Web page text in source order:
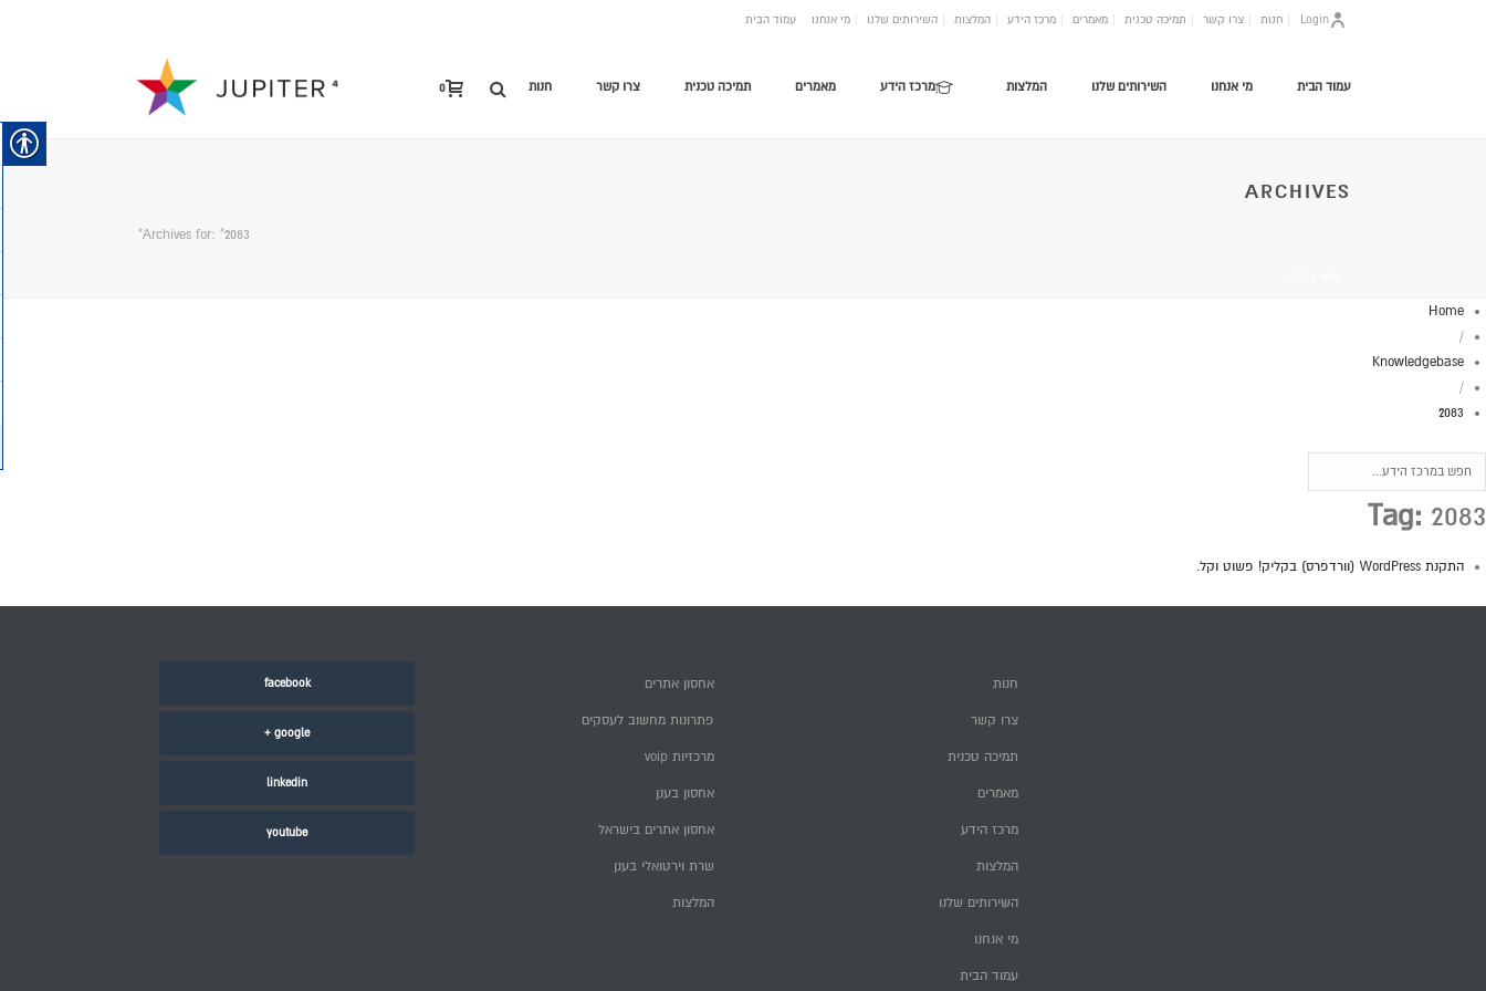
חנות צרו קשר תמיכה טכנית מאמרים מרכז הידע המלצות השירותים שלנו מי אנחנו עמוד הבית Login
חנות צרו קשר תמיכה טכנית מאמרים מרכז הידע המלצות השירותים שלנו מי אנחנו עמוד הבית 0
ARCHIVES
Archives for: "2083"
Home
/
Knowledgebase
/
2083
Tag: 2083
התקנת WordPress (וורדפרס) בקליק! פשוט וקל.
facebook
google +
linkedin
youtube
אחסון אתרים
פתרונות מחשוב לעסקים
מרכזיות voip
אחסון בענן
אחסון אתרים בישראל
שרת וירטואלי בענן
המלצות
חנות
צרו קשר
תמיכה טכנית
מאמרים
מרכז הידע
המלצות
השירותים שלנו
מי אנחנו
עמוד הבית